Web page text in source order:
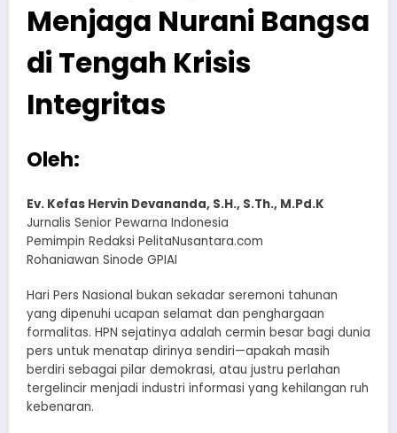
Menjaga Nurani Bangsa
di Tengah Krisis
Integritas
Oleh:
Ev. Kefas Hervin Devananda, S.H., S.Th., M.Pd.K
Jurnalis Senior Pewarna Indonesia
Pemimpin Redaksi PelitaNusantara.com
Rohaniawan Sinode GPIAI
Hari Pers Nasional bukan sekadar seremoni tahunan
yang dipenuhi ucapan selamat dan penghargaan
formalitas. HPN sejatinya adalah cermin besar bagi dunia
pers untuk menatap dirinya sendiri—apakah masih
berdiri sebagai pilar demokrasi, atau justru perlahan
tergelincir menjadi industri informasi yang kehilangan ruh
kebenaran.